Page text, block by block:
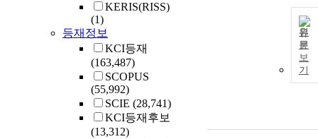
KERIS(RISS)
(1)
등재정보
KCI등재
(163,487)
SCOPUS
(55,992)
SCIE (28,741)
KCI등재후보
(13,312)
원
문
보
기